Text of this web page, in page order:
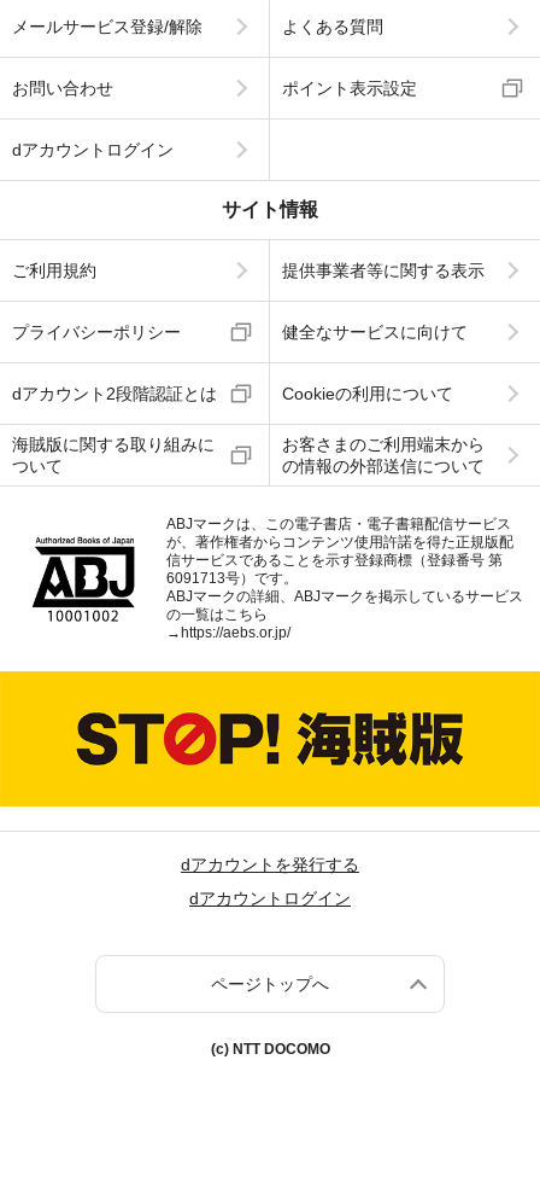
メールサービス登録/解除 よくある質問
お問い合わせ ポイント表示設定
dアカウントログイン
サイト情報
ご利用規約 提供事業者等に関する表示
プライバシーポリシー 健全なサービスに向けて
dアカウント2段階認証とは Cookieの利用について
海賊版に関する取り組みに
ついて
お客さまのご利用端末から
の情報の外部送信について
ABJマークは、この電子書店・電子書籍配信サービス
が、著作権者からコンテンツ使用許諾を得た正規版配
信サービスであることを示す登録商標（登録番号 第
6091713号）です。
ABJマークの詳細、ABJマークを掲示しているサービス
の一覧はこちら
→ https://aebs.or.jp/
dアカウントを発行する
dアカウントログイン
ページトップへ
(c) NTT DOCOMO